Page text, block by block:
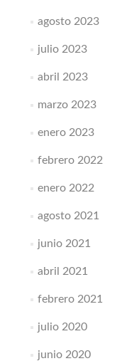
agosto 2023
julio 2023
abril 2023
marzo 2023
enero 2023
febrero 2022
enero 2022
agosto 2021
junio 2021
abril 2021
febrero 2021
julio 2020
junio 2020